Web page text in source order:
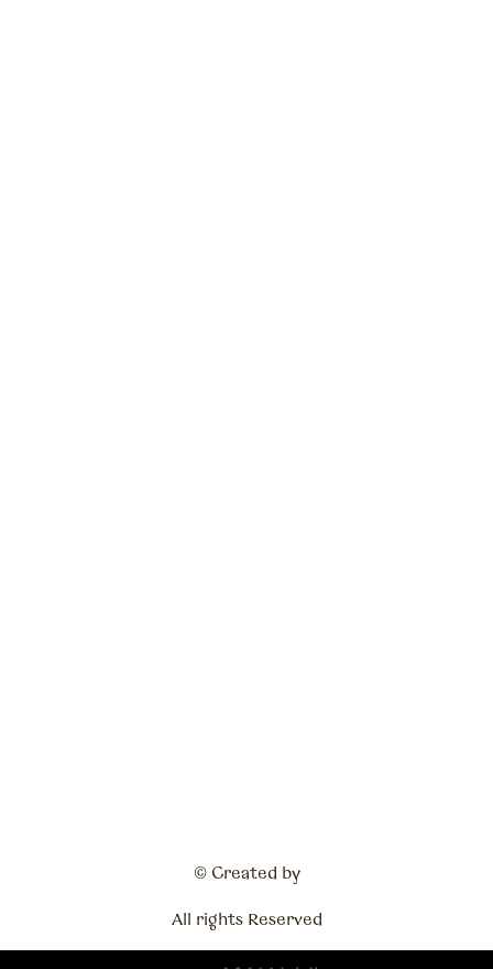
© Created by
All rights Reserved